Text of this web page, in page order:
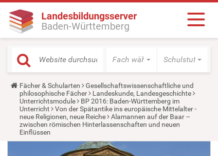
Landesbildungsserver
Baden-Württemberg
Fach wählen Schulstufe
Y
o
u
a
r
e
h
e
Fächer & Schularten
Gesellschaftswissenschaftliche und
philosophische Fächer
Landeskunde, Landesgeschichte
Unterrichtsmodule
BP 2016: Baden-Württemberg im
Unterricht
Von der Spätantike ins europäische Mittelalter -
neue Religionen, neue Reiche
Alamannen auf der Baar –
zwischen römischen Hinterlassenschaften und neuen
Einflüssen